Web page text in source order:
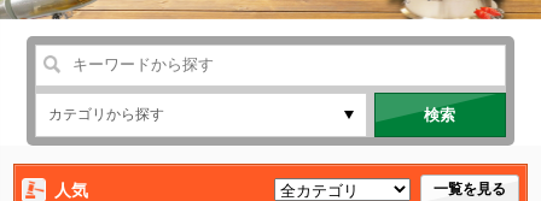
検索
人気 一覧を見る